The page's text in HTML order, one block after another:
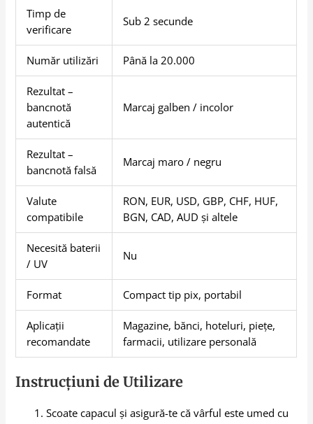
Timp de
verificare
Sub 2 secunde
Număr utilizări Până la 20.000
Rezultat –
bancnotă
autentică
Marcaj galben / incolor
Rezultat –
bancnotă falsă
Marcaj maro / negru
Valute
compatibile
RON, EUR, USD, GBP, CHF, HUF,
BGN, CAD, AUD și altele
Necesită baterii
/ UV
Nu
Format Compact tip pix, portabil
Aplicații
recomandate
Magazine, bănci, hoteluri, piețe,
farmacii, utilizare personală
Instrucțiuni de Utilizare
Scoate capacul și asigură-te că vârful este umed cu